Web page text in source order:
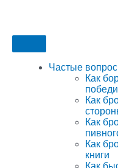
Частые
Как
Как
Как
Как
книги
Как